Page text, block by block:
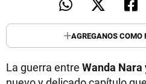
AGREGANOS COMO
La guerra entre Wanda